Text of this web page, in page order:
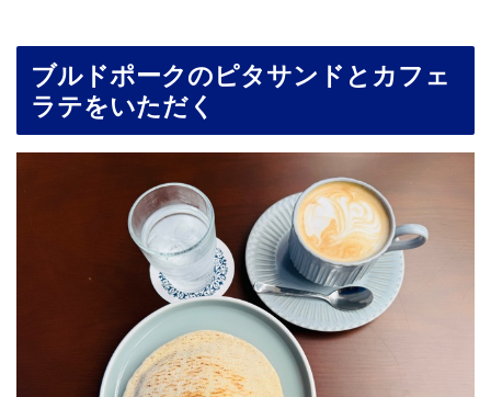
ブルドポークのピタサンドとカフェ
ラテをいただく